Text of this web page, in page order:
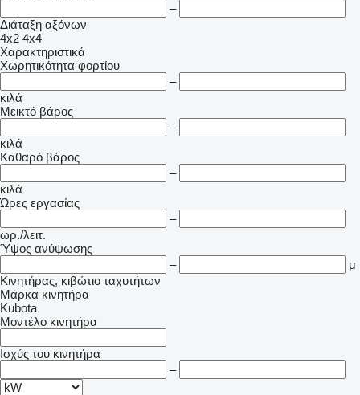
–
Διάταξη αξόνων
4x2 4x4
Χαρακτηριστικά
Χωρητικότητα φορτίου
–
κιλά
Μεικτό βάρος
–
κιλά
Καθαρό βάρος
–
κιλά
Ώρες εργασίας
–
ωρ./λειτ.
Ύψος ανύψωσης
–
μ
Κινητήρας, κιβώτιο ταχυτήτων
Μάρκα κινητήρα
Kubota
Μοντέλο κινητήρα
Ισχύς του κινητήρα
–